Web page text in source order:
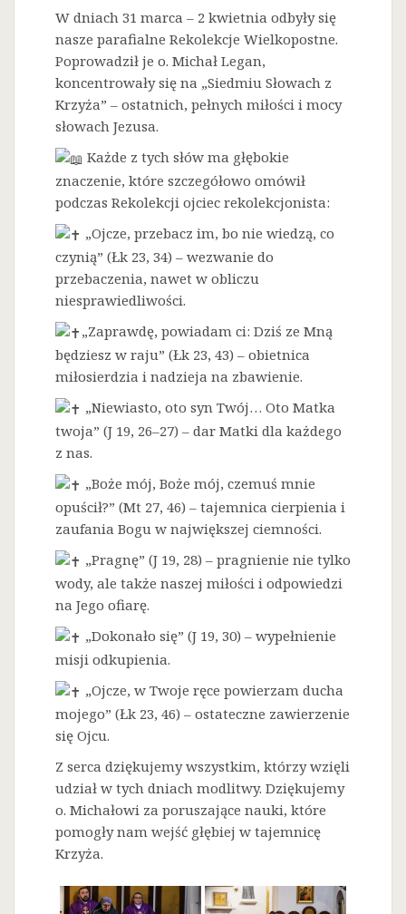
W dniach 31 marca – 2 kwietnia odbyły się
nasze parafialne Rekolekcje Wielkopostne.
Poprowadził je o. Michał Legan,
koncentrowały się na „Siedmiu Słowach z
Krzyża” – ostatnich, pełnych miłości i mocy
słowach Jezusa.
Każde z tych słów ma głębokie
znaczenie, które szczegółowo omówił
podczas Rekolekcji ojciec rekolekcjonista:
„Ojcze, przebacz im, bo nie wiedzą, co
czynią” (Łk 23, 34) – wezwanie do
przebaczenia, nawet w obliczu
niesprawiedliwości.
„Zaprawdę, powiadam ci: Dziś ze Mną
będziesz w raju” (Łk 23, 43) – obietnica
miłosierdzia i nadzieja na zbawienie.
„Niewiasto, oto syn Twój… Oto Matka
twoja” (J 19, 26–27) – dar Matki dla każdego
z nas.
„Boże mój, Boże mój, czemuś mnie
opuścił?” (Mt 27, 46) – tajemnica cierpienia i
zaufania Bogu w największej ciemności.
„Pragnę” (J 19, 28) – pragnienie nie tylko
wody, ale także naszej miłości i odpowiedzi
na Jego ofiarę.
„Dokonało się” (J 19, 30) – wypełnienie
misji odkupienia.
„Ojcze, w Twoje ręce powierzam ducha
mojego” (Łk 23, 46) – ostateczne zawierzenie
się Ojcu.
Z serca dziękujemy wszystkim, którzy wzięli
udział w tych dniach modlitwy. Dziękujemy
o. Michałowi za poruszające nauki, które
pomogły nam wejść głębiej w tajemnicę
Krzyża.